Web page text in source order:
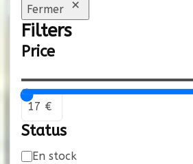
Fermer
Filters
Price
Status
Disponibilité
En stock